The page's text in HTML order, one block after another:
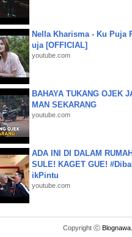
Nella Kharisma - Ku Puja
uja [OFFICIAL]
youtube.com
BAHAYA TUKANG OJEK
MAN SEKARANG
youtube.com
ADA INI DI DALAM RUMAH
SULE! KAGET GUE! #Dibal
ikPintu
youtube.com
Copyright ⓒ